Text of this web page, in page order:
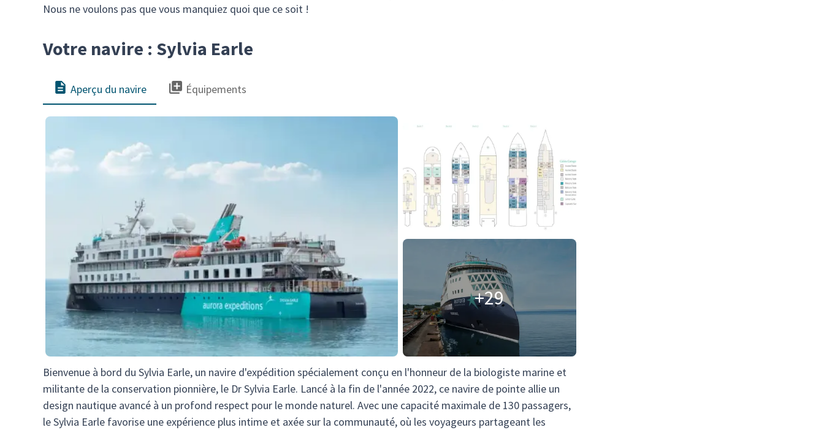
Nous ne voulons pas que vous manquiez quoi que ce soit !
Votre navire : Sylvia Earle
Aperçu du navire Équipements
+29
Bienvenue à bord du Sylvia Earle, un navire d'expédition spécialement conçu en l'honneur de la biologiste marine et
militante de la conservation pionnière, le Dr Sylvia Earle. Lancé à la fin de l'année 2022, ce navire de pointe allie un
design nautique avancé à un profond respect pour le monde naturel. Avec une capacité maximale de 130 passagers,
le Sylvia Earle favorise une expérience plus intime et axée sur la communauté, où les voyageurs partageant les